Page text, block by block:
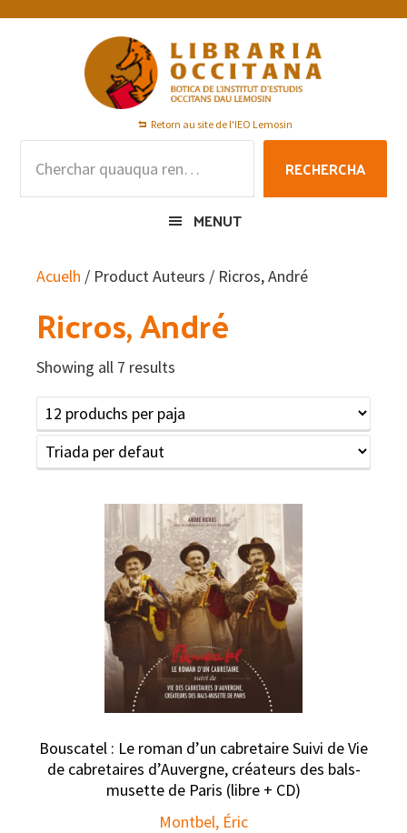
Skip
Skip
Skip
Retorn au site de l'IEO Lemosin
RECHERCHA
MENUT
Acuelh / Product Auteurs / Ricros, André
Ricros, André
Showing all 7 results
Bouscatel : Le roman d’un cabretaire Suivi de Vie
de cabretaires d’Auvergne, créateurs des bals-
musette de Paris (libre + CD)
Montbel, Éric